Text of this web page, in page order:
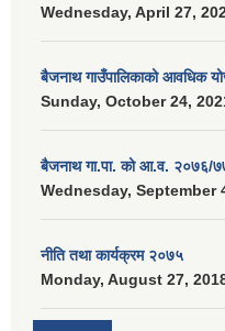
Wednesday, April 27,
बैजनाथ गाउँपालिकाको आवधिक
Sunday, October 24,
बैजनाथ गा.पा. को आ.व. २०७६/
Wednesday, September
नीति तथा कार्यक्रम २०७५
Monday, August 27,